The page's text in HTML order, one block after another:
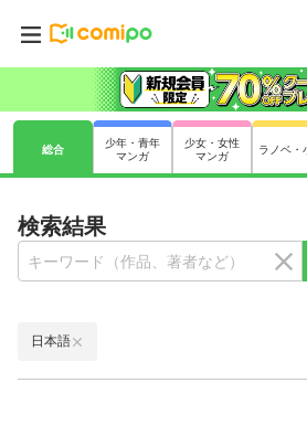
総合
少年・青年
マンガ
少女・女性
マンガ
ラノベ・
検索結果
日本語